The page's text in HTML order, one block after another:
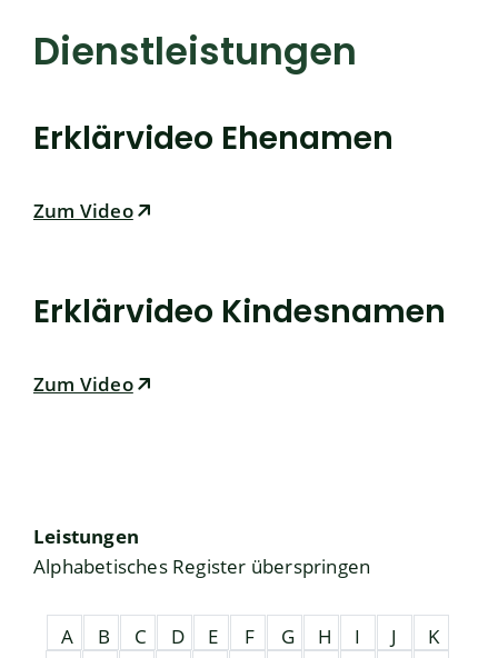
Dienstleistungen
Erklärvideo Ehenamen
Zum Video
Erklärvideo Kindesnamen
Zum Video
Leistungen
Alphabetisches Register überspringen
A B C D E F G H I J
K